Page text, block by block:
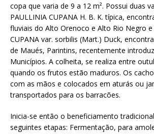
copa que varia de 9 a 12 m². Possui duas
PAULLINIA CUPANA H. B. K. típica,
fluviais do Alto Orenoco e Alto Rio Negro e
CUPANA var. sorbilis (Mart.) Duck,
de Maués, Parintins, recentemente
Municípios. A colheita, se realiza entre
quando os frutos estão maduros. Os
com as mãos e colocados em aturás ou
transportados para os barracões.
Inicia-se então o beneficiamento
seguintes etapas: Fermentação, para